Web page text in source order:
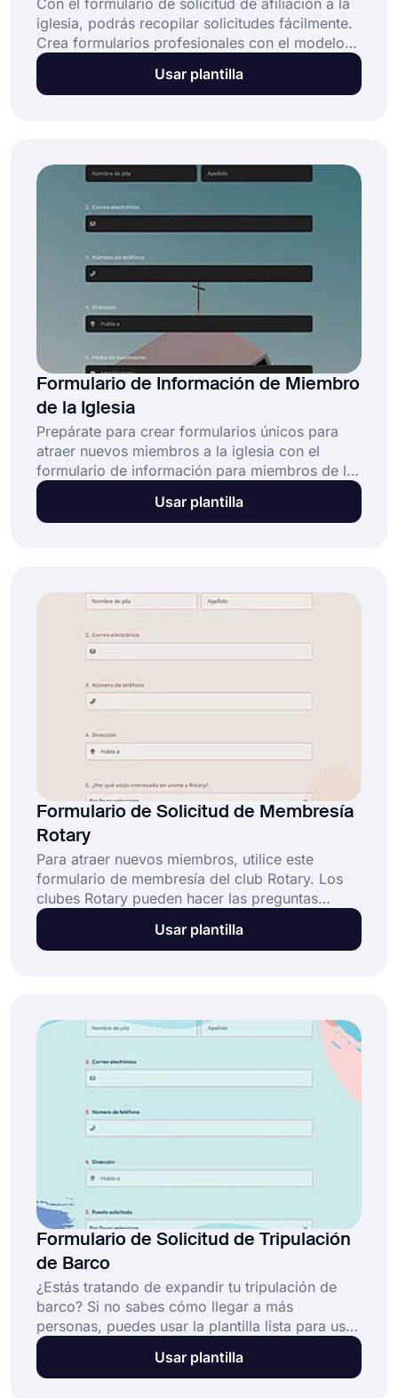
Con el formulario de solicitud de afiliación a la
iglesia, podrás recopilar solicitudes fácilmente.
Crea formularios profesionales con el modelo
gratuito de formulario de solicitud de
membresía a la iglesia de forms.app. ¡No
Usar plantilla
Formulario de Información de Miembro
de la Iglesia
Prepárate para crear formularios únicos para
atraer nuevos miembros a la iglesia con el
formulario de información para miembros de la
iglesia de forms.app. Comienza a crear
formularios de información y personalízalos
Usar plantilla
Formulario de Solicitud de Membresía
Rotary
Para atraer nuevos miembros, utilice este
formulario de membresía del club Rotary. Los
clubes Rotary pueden hacer las preguntas
adecuadas en este formulario de solicitud para
conocer las intenciones de los candidatos, las
satisfacer las necesidades de su club.
¡Comience a usar esta plantilla gratuita ahora
Usar plantilla
Formulario de Solicitud de Tripulación
de Barco
¿Estás tratando de expandir tu tripulación de
barco? Si no sabes cómo llegar a más
personas, puedes usar la plantilla lista para usar
de forms.app o crear tu propia plantilla desde
cero. Comparte en línea después de
Usar plantilla